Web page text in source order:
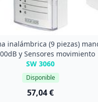
inalámbrica (9 piezas)
y Sensores movimiento
SW 3060
Disponible
57,04 €